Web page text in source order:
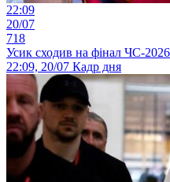
22:09
20/07
718
Усик сходив на фінал ЧС-
22:09, 20/07 Кадр дня